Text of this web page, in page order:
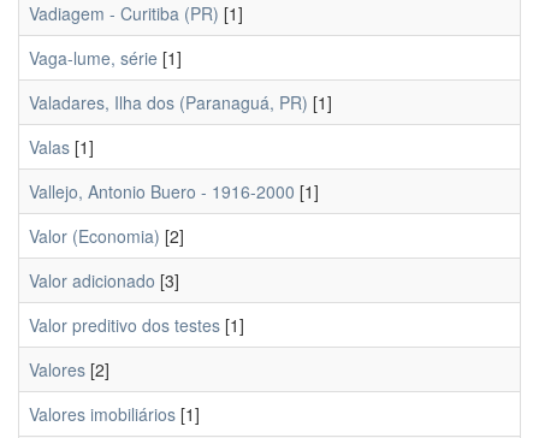
Vadiagem - Curitiba (PR) [1]
Vaga-lume, série [1]
Valadares, Ilha dos (Paranaguá, PR) [1]
Valas [1]
Vallejo, Antonio Buero - 1916-2000 [1]
Valor (Economia) [2]
Valor adicionado [3]
Valor preditivo dos testes [1]
Valores [2]
Valores imobiliários [1]